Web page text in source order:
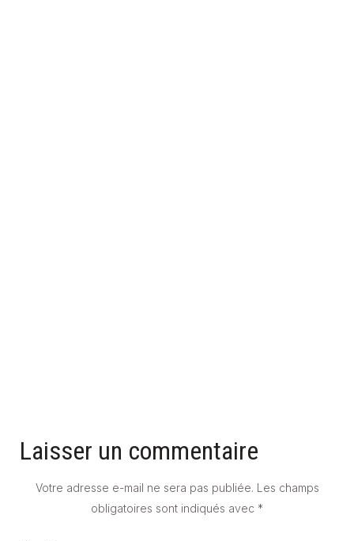
Laisser un commentaire
Votre adresse e-mail ne sera pas publiée. Les champs
obligatoires sont indiqués avec *